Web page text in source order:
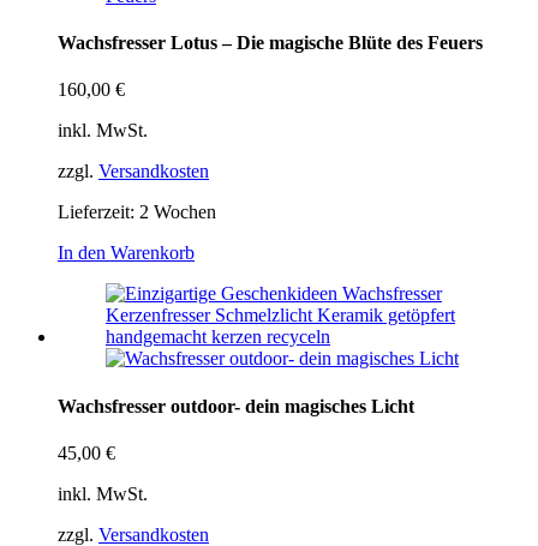
Wachsfresser Lotus – Die magische Blüte des Feuers
160,00 €
inkl. MwSt.
zzgl. Versandkosten
Lieferzeit: 2 Wochen
In den Warenkorb
Wachsfresser outdoor- dein magisches Licht
45,00 €
inkl. MwSt.
zzgl. Versandkosten